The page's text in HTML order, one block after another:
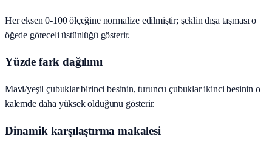
Her eksen 0-100 ölçeğine normalize edilmiştir; şeklin dışa taşması o
öğede göreceli üstünlüğü gösterir.
Yüzde fark dağılımı
Mavi/yeşil çubuklar birinci besinin, turuncu çubuklar ikinci besinin o
kalemde daha yüksek olduğunu gösterir.
Dinamik karşılaştırma makalesi